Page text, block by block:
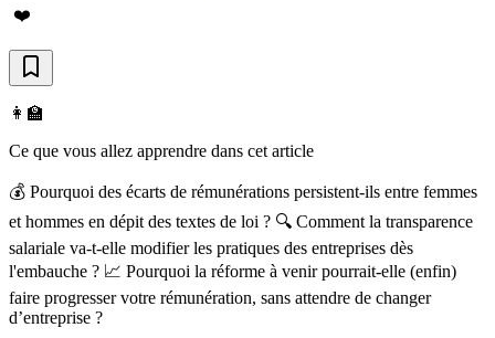
❤️
👩‍🏫
Ce que vous allez apprendre dans cet article
💰 Pourquoi des écarts de rémunérations persistent-ils entre femmes
et hommes en dépit des textes de loi ? 🔍 Comment la transparence
salariale va-t-elle modifier les pratiques des entreprises dès
l'embauche ? 📈 Pourquoi la réforme à venir pourrait-elle (enfin)
faire progresser votre rémunération, sans attendre de changer
d’entreprise ?